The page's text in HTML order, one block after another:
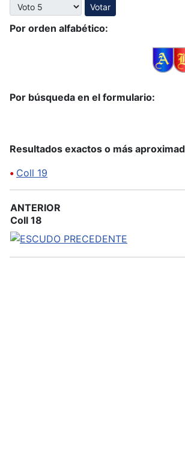
Por favor, vote
Por orden alfabético:
Por búsqueda en el formulario:
Resultados exactos o más
• Coll 19
ANTERIOR
Coll 18